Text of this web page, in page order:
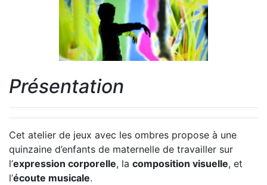
Présentation
Cet atelier de jeux avec les ombres propose à une
quinzaine d’enfants de maternelle de travailler sur
l’expression corporelle, la composition visuelle, et
l’écoute musicale.